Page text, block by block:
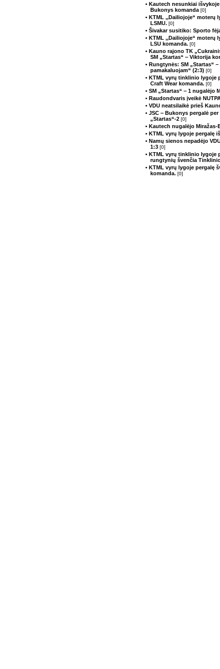
• Kautech nesunkiai
Bukonys komanda [0]
• KTML ,,Dailiojoje“ moterų
LSMU. [0]
• Šivakar susitiko: Sporto
• KTML ,,Dailiojoje“ moterų
LSU komanda. [0]
• Kauno rajono TK
SM „Startas“ ‒ Viktorija
• Rungtynės: SM „Startas“ –
pamakaluojam“ (2:3) [0]
• KTML vyrų tinklinio lygoje
Craft Wear komanda. [0]
• SM „Startas“ ‒ 1 nugalėjo
• Raudondvaris įveikė
• VDU neatsilaikė prieš
• JSC ‒ Bukonys pergalė
„Startas“-2 [0]
• Kautech nugalėjo
• KTML vyrų lygoje pergalę
• Namų sienos nepadėjo
1:3 [0]
• KTML vyrų tinklinio lygoje
rungtynių švenčia
• KTML vyrų lygoje pergalę
komanda. [0]